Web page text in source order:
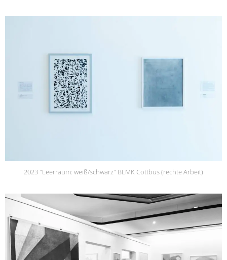
2023 "Leerraum: weiß/schwarz" BLMK Cottbus (rechte Arbeit)